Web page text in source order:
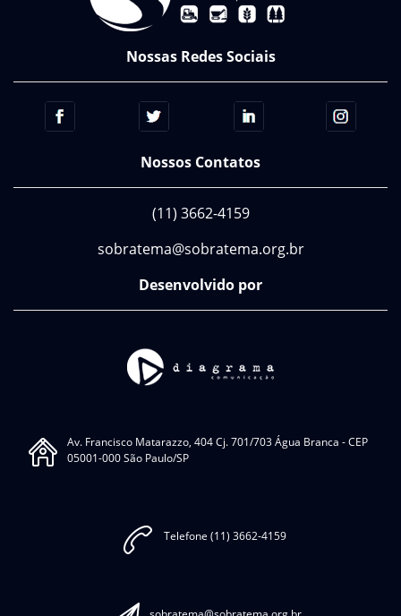
Nossas Redes Sociais
Nossos Contatos
(11) 3662-4159
sobratema@sobratema.org.br
Desenvolvido por
Av. Francisco Matarazzo, 404 Cj. 701/703 Água Branca - CEP
05001-000 São Paulo/SP
Telefone (11) 3662-4159